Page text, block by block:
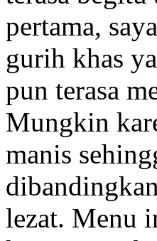
pertama,
gurih khas
pun terasa
Mungkin
manis
lezat. Menu